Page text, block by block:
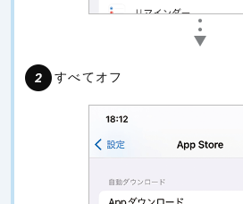
すべてオフ